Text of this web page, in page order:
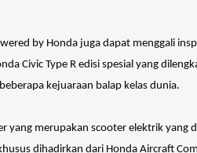
by Honda juga dapat menggali
Civic Type R edisi spesial yang
kejuaraan balap kelas dunia.
merupakan scooter elektrik yang
dihadirkan dari Honda Aircraft